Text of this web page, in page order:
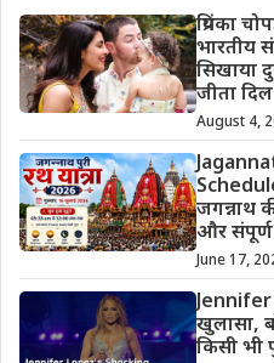
प्रियंका
भारतीय
सिखाया
जीता दिल
August 4,
जगन्नाथ
और संपूर्ण
June 17,
Jennifer
खुलासा,
किसी भी